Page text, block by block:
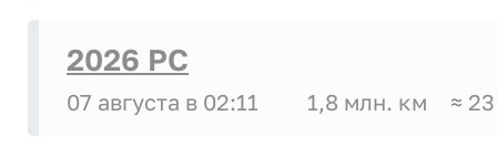
2026 PC
07 августа в 02:11 1,8 млн. км ≈